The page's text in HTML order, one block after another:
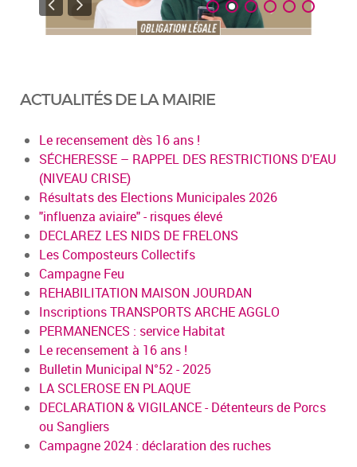
ACTUALITÉS DE LA MAIRIE
Le recensement dès 16 ans !
SÉCHERESSE – RAPPEL DES RESTRICTIONS D'EAU
(NIVEAU CRISE)
Résultats des Elections Municipales 2026
"influenza aviaire" - risques élevé
DECLAREZ LES NIDS DE FRELONS
Les Composteurs Collectifs
Campagne Feu
REHABILITATION MAISON JOURDAN
Inscriptions TRANSPORTS ARCHE AGGLO
PERMANENCES : service Habitat
Le recensement à 16 ans !
Bulletin Municipal N°52 - 2025
LA SCLEROSE EN PLAQUE
DECLARATION & VIGILANCE - Détenteurs de Porcs
ou Sangliers
Campagne 2024 : déclaration des ruches